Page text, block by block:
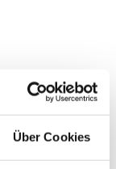
Über Cookies
mit